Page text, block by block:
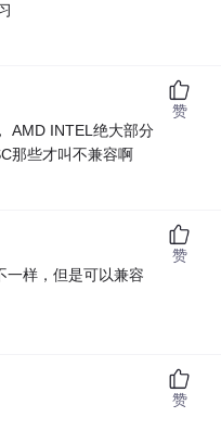
AMD INTEL绝大部分
那些才叫不兼容啊
赞
一样，但是可以兼容
赞
赞